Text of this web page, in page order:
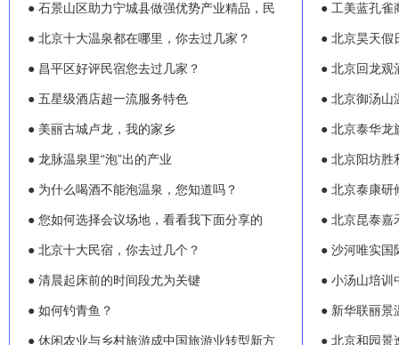
● 石景山区助力宁城县做强优势产业精品，民
● 北京十大温泉都在哪里，你去过几家？
● 昌平区好评民宿您去过几家？
● 五星级酒店超一流服务特色
● 美丽古城卢龙，我的家乡
● 龙脉温泉里“泡”出的产业
● 为什么喝酒不能泡温泉，您知道吗？
● 您如何选择会议场地，看看我下面分享的
● 北京十大民宿，你去过几个？
● 清晨起床前的时间段尤为关键
● 如何钓青鱼？
● 休闲农业与乡村旅游成中国旅游业转型新方
● 工美蓝孔雀
● 北京昊天假
● 北京回龙观
● 北京御汤山
● 北京泰华龙
● 北京阳坊胜
● 北京泰康研
● 北京昆泰嘉
● 沙河唯实国
● 小汤山培训
● 新华联丽景
● 北京和园景